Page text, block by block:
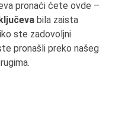
pronaći ćete ovde –
bila zaista
ste zadovoljni
pronašli preko našeg